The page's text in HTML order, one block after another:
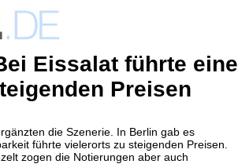
Eissalat führte eine
Preisen
die Szenerie. In Berlin gab es
führte vielerorts zu steigenden Preisen.
zogen die Notierungen aber auch